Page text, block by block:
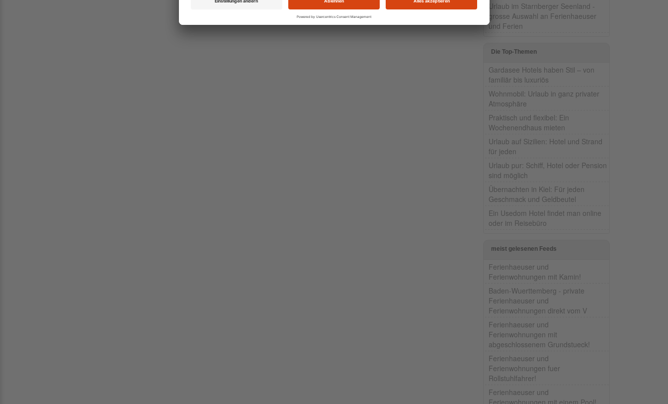
Urlaub im Starnberger Seenland -
grosse Auswahl an Ferienhaeuser
und Ferien
Die Top-Themen
Gardasee Hotels haben Stil – von
familiär bis luxuriös
Wohnmobil: Urlaub in ganz privater
Atmosphäre
Praktisch und flexibel: Ein
Wochenendhaus mieten
Urlaub auf Sizilien: Hotel und Strand
für jeden
Urlaub pur: Schiff, Hotel oder Pension
sind möglich
Übernachten in Kiel: Für jeden
Geschmack und Geldbeutel
Ein Usedom Hotel findet man online
oder im Reisebüro
meist gelesenen Feeds
Ferienhaeuser und
Ferienwohnungen mit Kamin!
Baden-Wuerttemberg - private
Ferienhaeuser und
Ferienwohnungen direkt vom V
Ferienhaeuser und
Ferienwohnungen mit
abgeschlossenem Grundstueck!
Ferienhaeuser und
Ferienwohnungen fuer
Rollstuhlfahrer!
Ferienhaeuser und
Ferienwohnungen mit einem Pool!